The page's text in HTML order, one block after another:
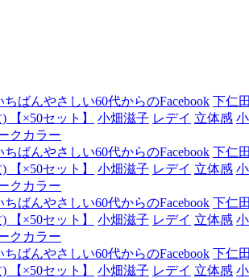
ちばんやさしい60代からのFacebook 下仁
【×50セット】
小畑滋子 レデイ 立体感
クカラー
ちばんやさしい60代からのFacebook 下仁
【×50セット】
小畑滋子 レデイ 立体感
クカラー
ちばんやさしい60代からのFacebook 下仁
【×50セット】
小畑滋子 レデイ 立体感
クカラー
ちばんやさしい60代からのFacebook 下仁
【×50セット】
小畑滋子 レデイ 立体感